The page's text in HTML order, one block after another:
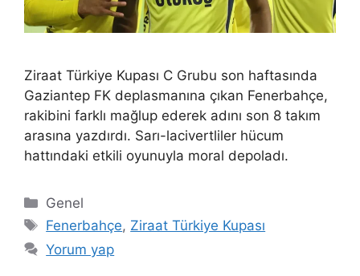
Ziraat Türkiye Kupası C Grubu son haftasında
Gaziantep FK deplasmanına çıkan Fenerbahçe,
rakibini farklı mağlup ederek adını son 8 takım
arasına yazdırdı. Sarı-lacivertliler hücum
hattındaki etkili oyunuyla moral depoladı.
Kategoriler
Genel
Etiketler
Fenerbahçe, Ziraat Türkiye Kupası
Yorum yap